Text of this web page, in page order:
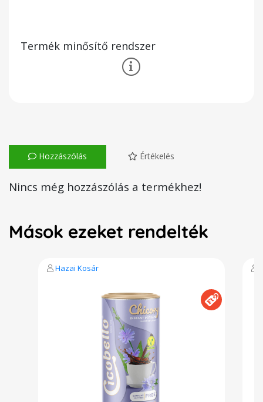
Termék minősítő rendszer
Hozzászólás Értékelés
Nincs még hozzászólás a termékhez!
Mások ezeket rendelték
Hazai Kosár